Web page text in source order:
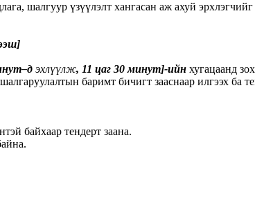
шалгуур үзүүлэлт хангасан аж ахуй
эхлүүлж, 11 цаг 30 минут]-ийн хугацаанд
баримт бичигт зааснаар илгээх ба
байхаар тендерт заана.